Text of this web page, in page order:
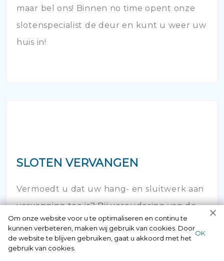
maar bel ons! Binnen no time opent onze
slotenspecialist de deur en kunt u weer uw
huis in!
SLOTEN VERVANGEN
Vermoedt u dat uw hang- en sluitwerk aan
vervanging toe is? Bij veroudering van de
sloten van uw woning of bedrijfspand is het
noodzakelijk om in actie te komen.
Om onze website voor u te optimaliseren en continu te
kunnen verbeteren, maken wij gebruik van cookies. Door
de website te blijven gebruiken, gaat u akkoord met het
gebruik van cookies.
ОК